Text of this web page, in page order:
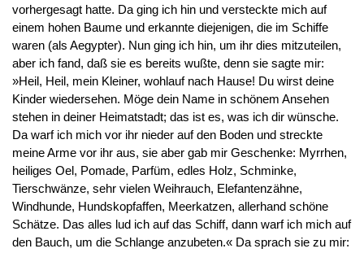
vorhergesagt hatte. Da ging ich hin und versteckte mich auf
einem hohen Baume und erkannte diejenigen, die im Schiffe
waren (als Aegypter). Nun ging ich hin, um ihr dies mitzuteilen,
aber ich fand, daß sie es bereits wußte, denn sie sagte mir:
»Heil, Heil, mein Kleiner, wohlauf nach Hause! Du wirst deine
Kinder wiedersehen. Möge dein Name in schönem Ansehen
stehen in deiner Heimatstadt; das ist es, was ich dir wünsche.
Da warf ich mich vor ihr nieder auf den Boden und streckte
meine Arme vor ihr aus, sie aber gab mir Geschenke: Myrrhen,
heiliges Oel, Pomade, Parfüm, edles Holz, Schminke,
Tierschwänze, sehr vielen Weihrauch, Elefantenzähne,
Windhunde, Hundskopfaffen, Meerkatzen, allerhand schöne
Schätze. Das alles lud ich auf das Schiff, dann warf ich mich auf
den Bauch, um die Schlange anzubeten.« Da sprach sie zu mir: